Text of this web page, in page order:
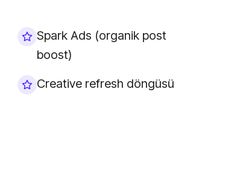
Spark Ads (organik post
boost)
Creative refresh döngüsü